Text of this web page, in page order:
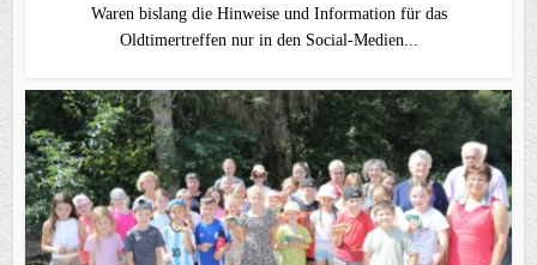
Waren bislang die Hinweise und Information für das
Oldtimertreffen nur in den Social-Medien...